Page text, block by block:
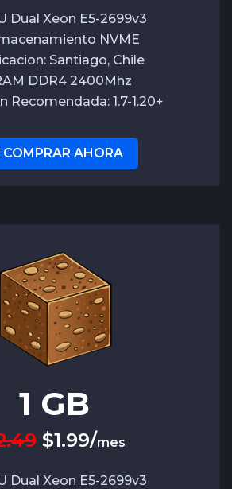
Dual Xeon E5-2699v3
NVME
Santiago, Chile
DDR4 2400Mhz
Recomendada: 1.7-1.20+
COMPRAR AHORA
1 GB
$1.99/mes
Dual Xeon E5-2699v3